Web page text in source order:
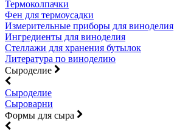
Термоколпачки
Фен для термоусадки
Измерительные приборы для виноделия
Ингредиенты для виноделия
Стеллажи для хранения бутылок
Литература по виноделию
Сыроделие
Сыроделие
Сыроварни
Формы для сыра